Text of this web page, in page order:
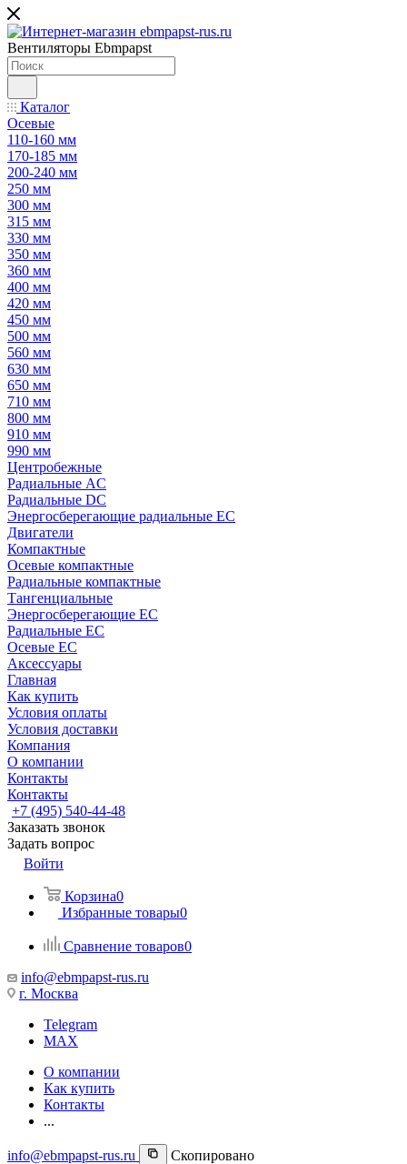
Вентиляторы Ebmpapst
Каталог
Осевые
110-160 мм
170-185 мм
200-240 мм
250 мм
300 мм
315 мм
330 мм
350 мм
360 мм
400 мм
420 мм
450 мм
500 мм
560 мм
630 мм
650 мм
710 мм
800 мм
910 мм
990 мм
Центробежные
Радиальные AC
Радиальные DC
Энергосберегающие радиальные EC
Двигатели
Компактные
Осевые компактные
Радиальные компактные
Тангенциальные
Энергосберегающие EC
Радиальные EC
Осевые EC
Аксессуары
Главная
Как купить
Условия оплаты
Условия доставки
Компания
О компании
Контакты
Контакты
+7 (495) 540-44-48
Заказать звонок
Задать вопрос
Войти
Корзина0
Избранные товары0
Сравнение товаров0
info@ebmpapst-rus.ru
г. Москва
Telegram
MAX
О компании
Как купить
Контакты
...
info@ebmpapst-rus.ru
Скопировано